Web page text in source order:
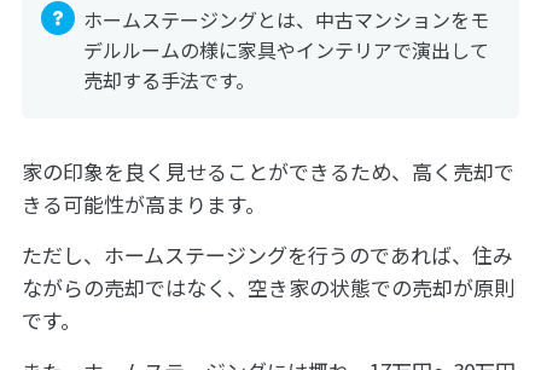
ホームステージングとは、中古マンションをモ
デルルームの様に家具やインテリアで演出して
売却する手法です。
家の印象を良く見せることができるため、高く売却で
きる可能性が高まります。
ただし、ホームステージングを行うのであれば、住み
ながらの売却ではなく、空き家の状態での売却が原則
です。